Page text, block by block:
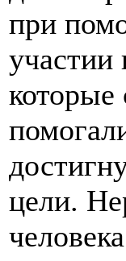
при
которые
цели.